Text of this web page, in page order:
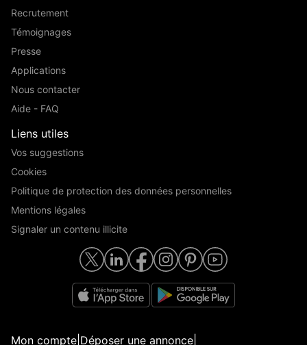
Recrutement
Témoignages
Presse
Applications
Nous contacter
Aide - FAQ
Liens utiles
Vos suggestions
Cookies
Politique de protection des données personnelles
Mentions légales
Signaler un contenu illicite
Mon compte Déposer une annonce